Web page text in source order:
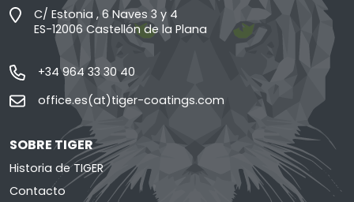
C/ Estonia , 6 Naves 3 y 4
ES-12006 Castellón de la Plana
+34 964 33 30 40
office.es(at)tiger-coatings.com
SOBRE TIGER
Historia de TIGER
Contacto